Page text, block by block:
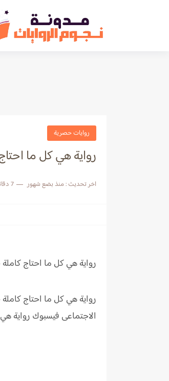
روايات حصرية
رواية هي كل ما
اخر تحديث :منذ بضع شهور 7 دقائق للقراءة
رواية هي كل ما احتاج
رواية هي كل ما احتاج
الاجتماعى فيسبوك رواية